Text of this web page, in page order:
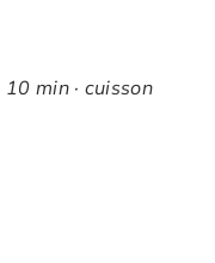
min · cuisson